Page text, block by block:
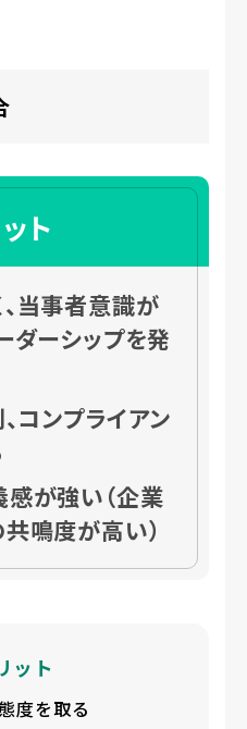
ト
当事者意識が
ダーシップを発
コンプライアン
が強い（企業
鳴度が高い）
ット
度を取る